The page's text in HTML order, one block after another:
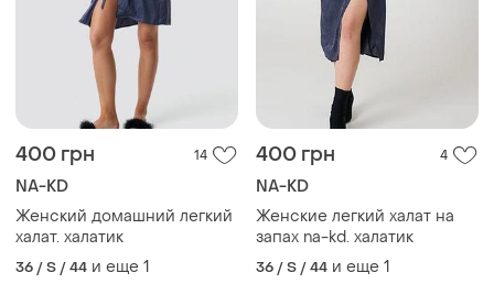
400 грн 14
NA-KD
Женский домашний легкий
халат. халатик
36 / S / 44 и еще 1
400 грн 4
NA-KD
Женские легкий халат на
запах na-kd. халатик
36 / S / 44 и еще 1